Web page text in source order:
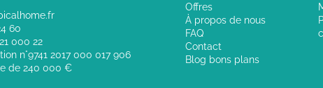
60
000 22
n°9741 2017 000 017 906
de 240 000 €
Offres
À propos de nous
FAQ
Contact
Blog bons plans